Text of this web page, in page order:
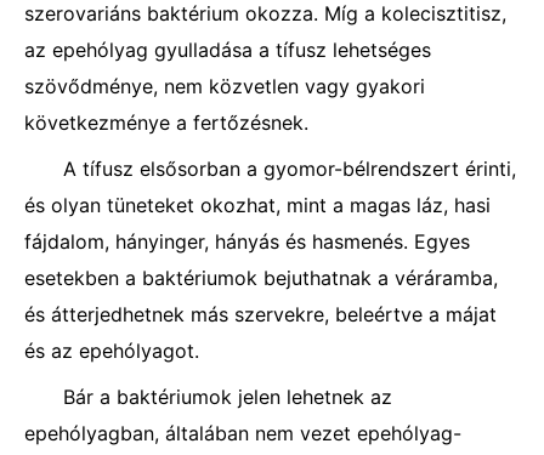
szerovariáns baktérium okozza. Míg a kolecisztitisz,
az epehólyag gyulladása a tífusz lehetséges
szövődménye, nem közvetlen vagy gyakori
következménye a fertőzésnek.
A tífusz elsősorban a gyomor-bélrendszert érinti,
és olyan tüneteket okozhat, mint a magas láz, hasi
fájdalom, hányinger, hányás és hasmenés. Egyes
esetekben a baktériumok bejuthatnak a véráramba,
és átterjedhetnek más szervekre, beleértve a májat
és az epehólyagot.
Bár a baktériumok jelen lehetnek az
epehólyagban, általában nem vezet epehólyag-